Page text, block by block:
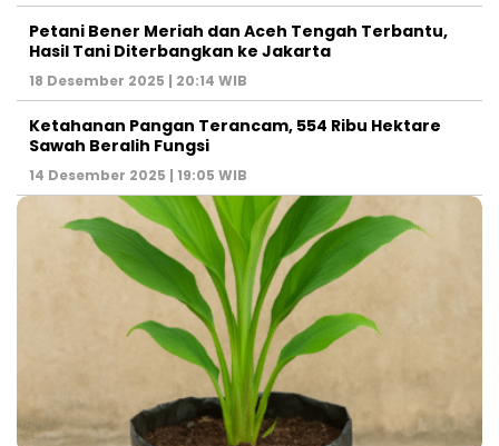
Petani Bener Meriah dan Aceh Tengah Terbantu,
Hasil Tani Diterbangkan ke Jakarta
18 Desember 2025 | 20:14 WIB
Ketahanan Pangan Terancam, 554 Ribu Hektare
Sawah Beralih Fungsi
14 Desember 2025 | 19:05 WIB